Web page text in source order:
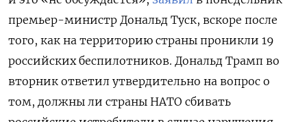
премьер-министр Дональд Туск, вскоре после
того, как на территорию страны проникли 19
российских беспилотников. Дональд Трамп во
вторник ответил утвердительно на вопрос о
том, должны ли страны НАТО сбивать